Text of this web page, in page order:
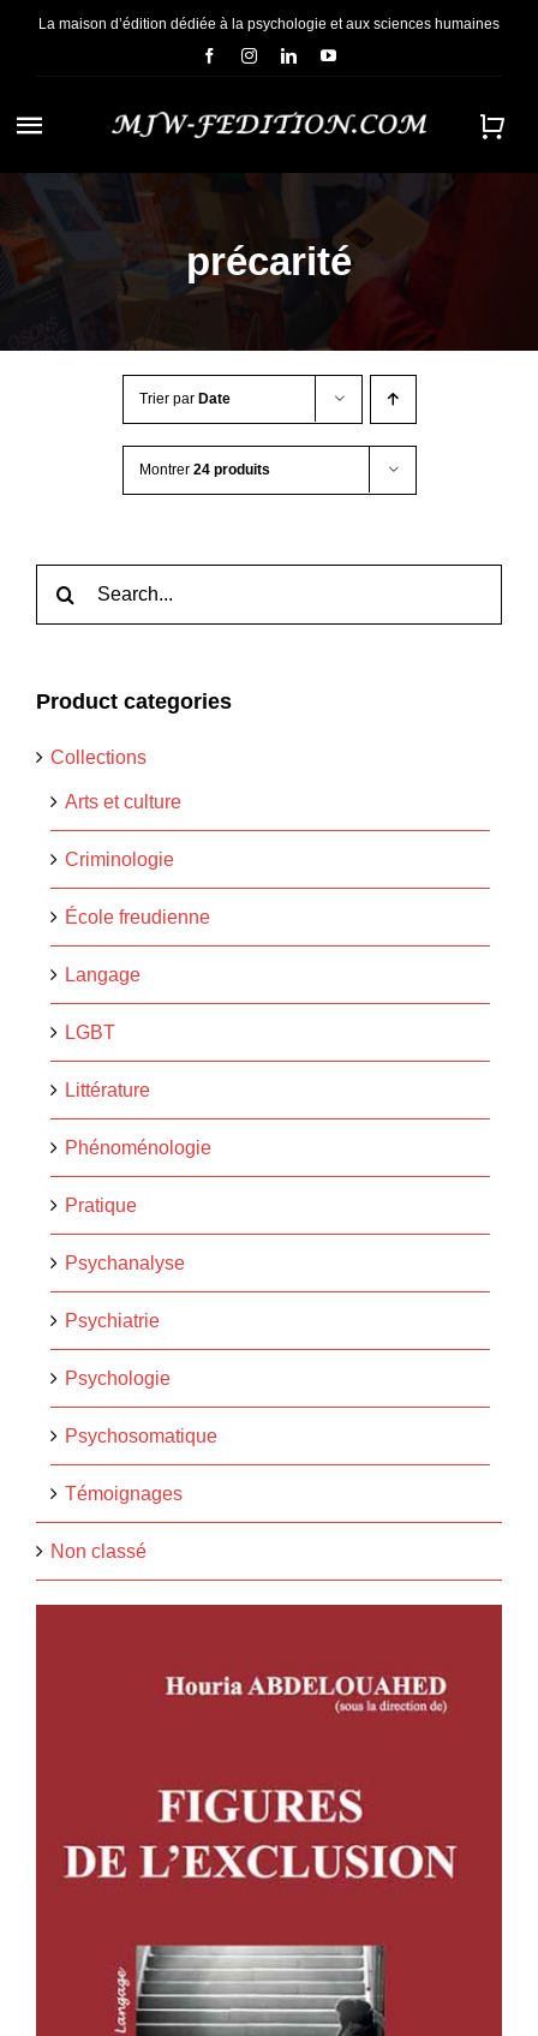
PasserLa maison d’édition dédiée à la psychologie et aux sciences humaines
Navigation
à
bascule
ACCUEIL
NOUS CONNAÎTREprécarité
Trier par Date
Montrer 24 produits
Product categories
Collections
Arts et culture
Criminologie
École freudienne
Langage
LGBT
Littérature
Phénoménologie
Pratique
Psychanalyse
Psychiatrie
Psychologie
Psychosomatique
Témoignages
Non classé
FIGURES DE L’EXCLUSION